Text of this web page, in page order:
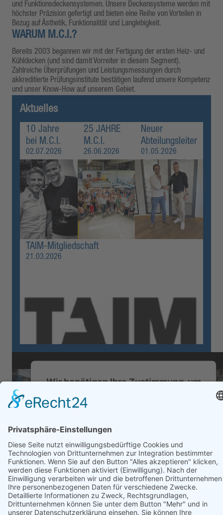
und Funktionsdeckensystemen. Unsere Deckensysteme werden mit
höchster Präzision gefertigt und bieten eine Reihe von Vorteilen in
Bezug auf Ästhetik, Funktionalität und Langlebigkeit.
WARUM M.C.I.?
Bereits 2003 begannen wir mit der Fertigung der ersten Heiz- und
Kühldecken (und sind damit Vorreiter in diesem Segment).
Zahlreiche Überprüfungen und Leistungsmessungen durch
akkreditierte Prüfungsinstitute bestätigen laufend unsere Kompetenz
und unser Know-How auf unserem Gebiet.
Aktuelles
10 Jahre
bei M.C.I.
02.07.2026
25 JAHRE
M.C.I.
26.06.2026
Neuer
Abteilungsleiter
01.05.2026
TAIM-Mitgliedschaft
21.03.2026
Wir benötigen Ihre Zustimmung, um
Drittanbieters, um Videoinhalte einzubetten.
Dieser Service kann Daten zu Ihren Aktivitäten
sammeln. Bitte lesen Sie die Details durch und
stimmen Sie der Nutzung des Service zu, um
dieses Video anzusehen.
Mehr Informationen